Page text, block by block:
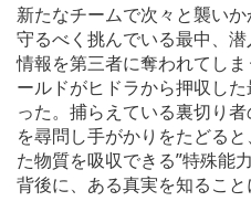
新たなチームで次々と襲い
守るべく挑んでいる最中、
情報を第三者に奪われてし
ールドがヒドラから押収し
った。捕らえている裏切り
を尋問し手がかりをたどる
た物質を吸収できる”特殊能
背後に、ある真実を知ること